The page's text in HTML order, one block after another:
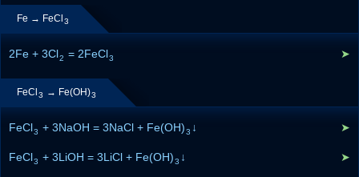
Fe → FeCl 3
2Fe + 3Cl2 = 2FeCl3 ➤
FeCl 3 → Fe(OH)3
FeCl3 + 3NaOH = 3NaCl + Fe(OH)3 ↓ ➤
FeCl3 + 3LiOH = 3LiCl + Fe(OH)3 ↓ ➤